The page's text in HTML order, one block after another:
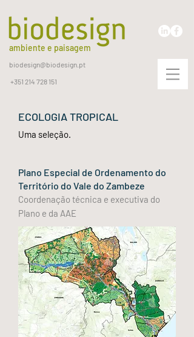
ambiente e paisagem
biodesign@biodesign.pt
+351 214 728 151
ECOLOGIA TROPICAL
Uma seleção.
Plano Especial de Ordenamento do
Território do Vale do Zambeze
Coordenação técnica e executiva do
Plano e da AAE